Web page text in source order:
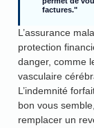
factures."
L’assurance
protection
danger, comme
vasculaire
L’indemnité
bon vous
remplacer un